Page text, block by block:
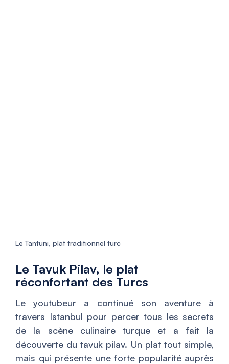
Le Tantuni, plat traditionnel turc
Le Tavuk Pilav, le plat
réconfortant des Turcs
Le youtubeur a continué son aventure à
travers Istanbul pour percer tous les secrets
de la scène culinaire turque et a fait la
découverte du tavuk pilav. Un plat tout simple,
mais qui présente une forte popularité auprès